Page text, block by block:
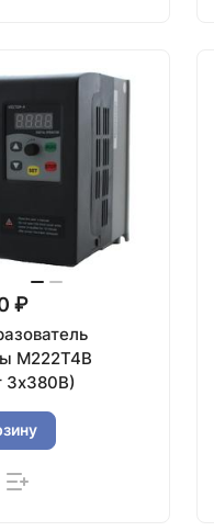
₽
M222T4B
3х380В)